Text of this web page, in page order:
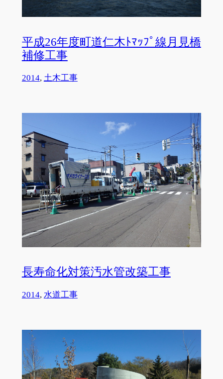
平成26年度町道仁木ﾄﾏｯﾌﾟ線月見橋
補修工事
2014, 土木工事
長寿命化対策汚水管改築工事
2014, 水道工事